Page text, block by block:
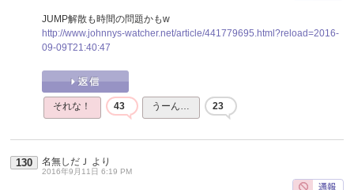
JUMP解散も時間の問題かもw
http://www.johnnys-watcher.net/article/441779695.html?reload=2016-
09-09T21:40:47
それな！ 43 うーん… 23
130 名無しだＪ より
2016年9月11日 6:19 PM